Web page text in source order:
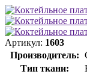
Артикул: 1603
Производитель:
Тип ткани: